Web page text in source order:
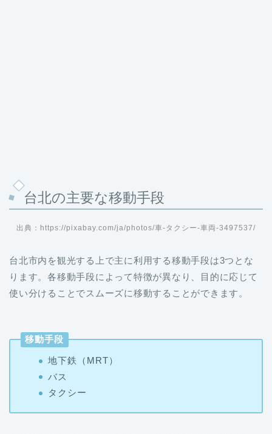
台北の主要な移動手段
出典：https://pixabay.com/ja/photos/車-タクシー-車両-3497537/
台北市内を観光する上で主に利用する移動手段は3つとな
ります。各移動手段によって特徴が異なり、目的に応じて
使い分けることでスムーズに移動することができます。
移動手段
地下鉄（MRT）
バス
タクシー